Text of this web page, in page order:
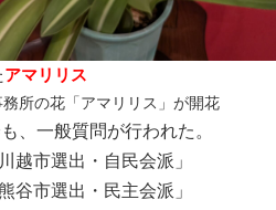
アマリリス
所の花「アマリリス」が開花
、一般質問が行われた。
越市選出・自民会派」
谷市選出・民主会派」